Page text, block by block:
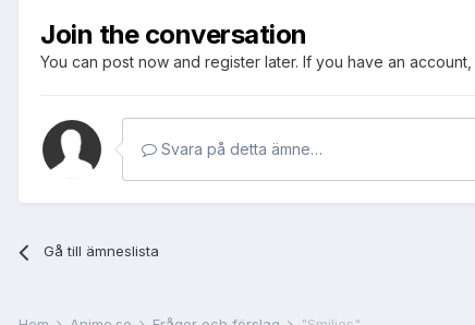
Join the conversation
You can post now and register later. If you have an account,
Svara på detta ämne…
Gå till ämneslista